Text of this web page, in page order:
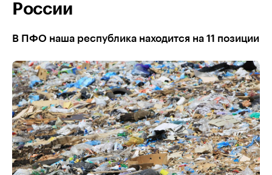
России
В ПФО наша республика находится на 11 позиции